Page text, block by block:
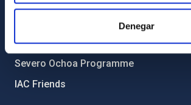
Denegar
External funding
Severo Ochoa Programme
IAC Friends